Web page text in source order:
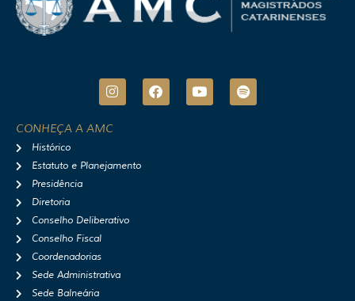
I
n
t
r
F
a
Y
o
S
p
CONHEÇA A AMC
Histórico
Estatuto e Planejamento
Presidência
Diretoria
Conselho Deliberativo
Conselho Fiscal
Coordenadorias
Sede Administrativa
Sede Balneária